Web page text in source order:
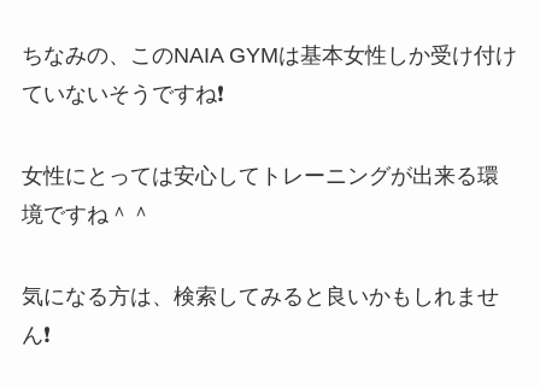
ちなみの、このNAIA GYMは基本女性しか受け付け
ていないそうですね❗
女性にとっては安心してトレーニングが出来る環
境ですね＾＾
気になる方は、検索してみると良いかもしれませ
ん❗